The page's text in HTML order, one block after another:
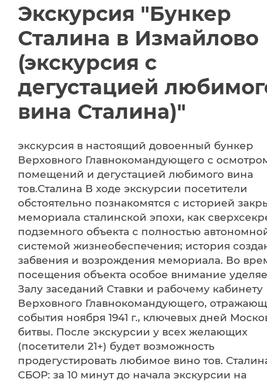
Экскурсия "Бункер
Сталина в Измайлово
(экскурсия с
дегустацией
вина Сталина)"
экскурсия в настоящий довоенный бункер
Верховного Главнокомандующего с
помещений и дегустацией любимого вина
тов.Сталина В ходе экскурсии посетители
обстоятельно познакомятся с историей
мемориала сталинской эпохи, как
подземного объекта с полностью
системой жизнеобеспечения; история
забвения и возрождения мемориала. Во
посещения объекта особое внимание
Залу заседаний Ставки и рабочему кабинету
Верховного Главнокомандующего,
события ноября 1941 г., ключевых дней
битвы. После экскурсии у всех желающих
(посетители 21+) будет возможность
продегустировать любимое вино тов.
СБОР: за 10 минут до начала экскурсии на